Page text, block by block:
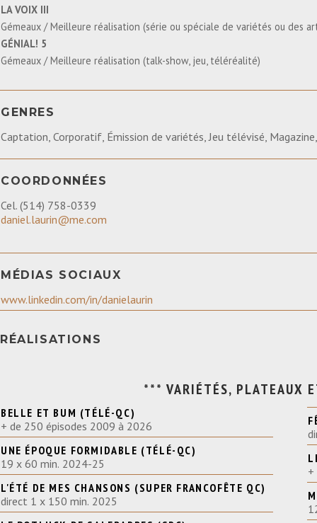
LA VOIX III
Gémeaux / Meilleure réalisation (série ou spéciale de variétés ou des
GÉNIAL! 5
Gémeaux / Meilleure réalisation (talk-show, jeu, téléréalité)
GENRES
Captation, Corporatif, Émission de variétés, Jeu télévisé,
COORDONNÉES
Cel. (514) 758-0339
daniel.laurin@me.com
MÉDIAS SOCIAUX
www.linkedin.com/in/danielaurin
RÉALISATIONS
*** VARIÉTÉS, PLATEAUX
BELLE ET BUM (TÉLÉ-QC)
+ de 250 épisodes 2009 à 2026
UNE ÉPOQUE FORMIDABLE (TÉLÉ-QC)
19 x 60 min. 2024-25
L'ÉTÉ DE MES CHANSONS (SUPER FRANCOFÊTE QC)
direct 1 x 150 min. 2025